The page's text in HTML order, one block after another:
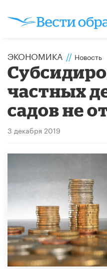
ЭКОНОМИКА // Новость
частных
садов не
3 декабря 2019